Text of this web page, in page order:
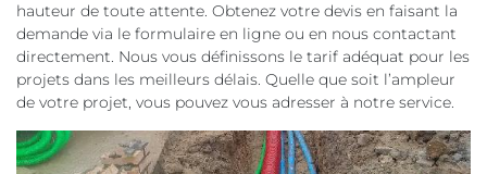
hauteur de toute attente. Obtenez votre devis en faisant la
demande via le formulaire en ligne ou en nous contactant
directement. Nous vous définissons le tarif adéquat pour les
projets dans les meilleurs délais. Quelle que soit l’ampleur
de votre projet, vous pouvez vous adresser à notre service.